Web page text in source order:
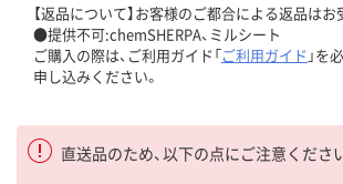
【返品について】お客様のご都合による返品はお
●提供不可:chemSHERPA、ミルシート
ご購入の際は、ご利用ガイド「ご利用ガイド 」を
申し込みください。
直送品のため、以下の点にご注意くださ